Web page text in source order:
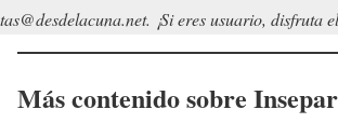
¡Si eres usuario, disfruta
Más contenido sobre